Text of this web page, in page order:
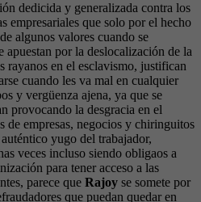
dedicida y generalizada contra los
empresariales que solo por el hecho
algunos valores cuando se
apuestan por la deslocalización de la
rayanos en el esclavismo, justifican
cuando les va mal en cualquier
y vergüenza ajena, ya que se
provocando la desgracia en el
de empresas, negocios y chiringuitos
yugo del trabajador,
veces incluso siendo obligaos a
para tener acceso a las
parece que Rajoy se somete por
que puedan quedar en